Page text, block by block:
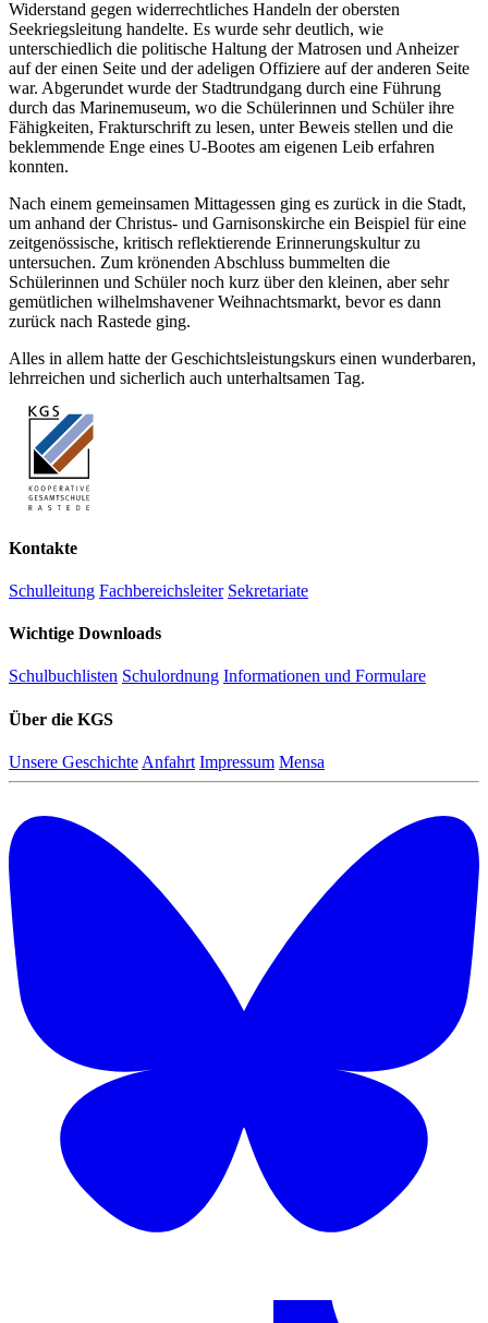
Widerstand gegen widerrechtliches Handeln der obersten
Seekriegsleitung handelte. Es wurde sehr deutlich, wie
unterschiedlich die politische Haltung der Matrosen und Anheizer
auf der einen Seite und der adeligen Offiziere auf der anderen Seite
war. Abgerundet wurde der Stadtrundgang durch eine Führung
durch das Marinemuseum, wo die Schülerinnen und Schüler ihre
Fähigkeiten, Frakturschrift zu lesen, unter Beweis stellen und die
beklemmende Enge eines U-Bootes am eigenen Leib erfahren
konnten.
Nach einem gemeinsamen Mittagessen ging es zurück in die Stadt,
um anhand der Christus- und Garnisonskirche ein Beispiel für eine
zeitgenössische, kritisch reflektierende Erinnerungskultur zu
untersuchen. Zum krönenden Abschluss bummelten die
Schülerinnen und Schüler noch kurz über den kleinen, aber sehr
gemütlichen wilhelmshavener Weihnachtsmarkt, bevor es dann
zurück nach Rastede ging.
Alles in allem hatte der Geschichtsleistungskurs einen wunderbaren,
lehrreichen und sicherlich auch unterhaltsamen Tag.
Kontakte
Schulleitung Fachbereichsleiter Sekretariate
Wichtige Downloads
Schulbuchlisten Schulordnung Informationen und Formulare
Über die KGS
Unsere Geschichte Anfahrt Impressum Mensa